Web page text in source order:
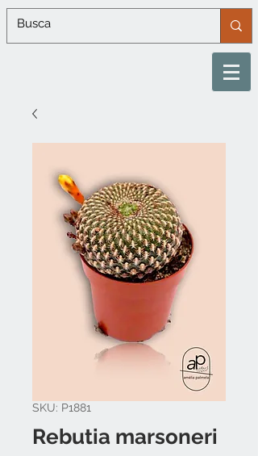
SKU: P1881
Rebutia marsoneri